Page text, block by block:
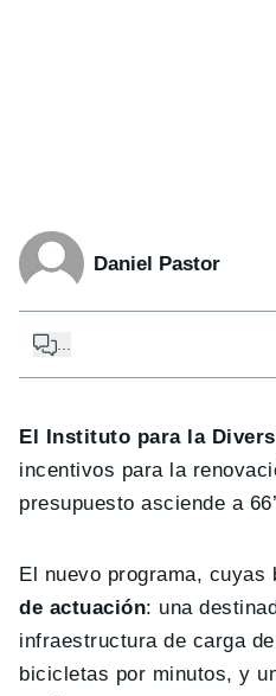
Daniel Pastor
...
El Instituto para la
incentivos para la
presupuesto asciende a
El nuevo programa,
de actuación: una
infraestructura de carga
bicicletas por minutos, y